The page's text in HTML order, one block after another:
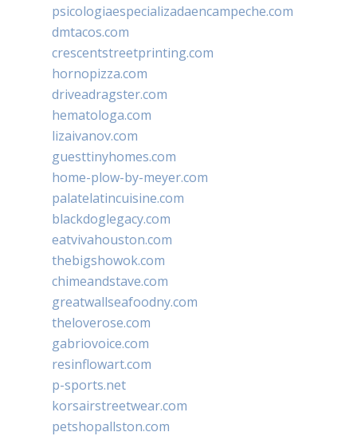
psicologiaespecializadaencampeche.com
dmtacos.com
crescentstreetprinting.com
hornopizza.com
driveadragster.com
hematologa.com
lizaivanov.com
guesttinyhomes.com
home-plow-by-meyer.com
palatelatincuisine.com
blackdoglegacy.com
eatvivahouston.com
thebigshowok.com
chimeandstave.com
greatwallseafoodny.com
theloverose.com
gabriovoice.com
resinflowart.com
p-sports.net
korsairstreetwear.com
petshopallston.com